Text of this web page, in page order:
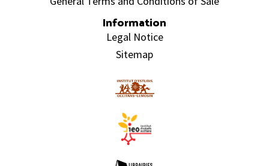
Information
Legal Notice
Sitemap